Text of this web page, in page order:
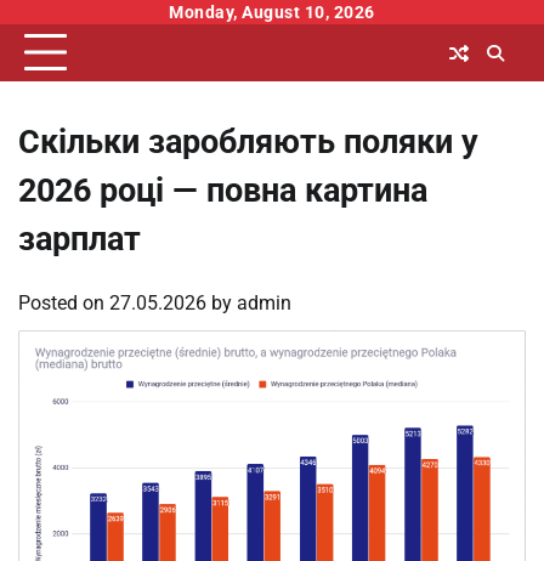
content
Monday, August 10, 2026
Скільки заробляють поляки у
2026 році — повна картина
зарплат
Posted on 27.05.2026 by admin